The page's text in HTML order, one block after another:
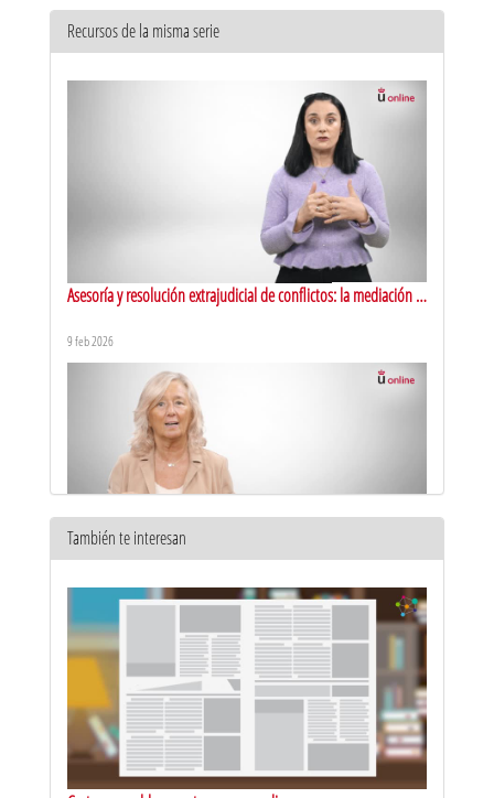
Recursos de la misma serie
Asesoría y resolución extrajudicial de conflictos: la mediación y
9 feb 2026
7 oct 2025
También te interesan